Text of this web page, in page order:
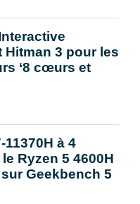
Hitman 3 pour les
‘8 cœurs et
11370H à 4
Ryzen 5 4600H
Geekbench 5